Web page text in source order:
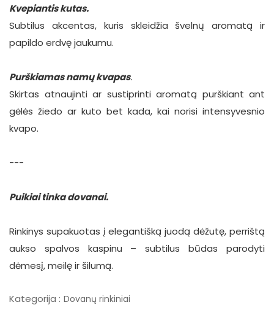
Kvepiantis kutas.
Subtilus akcentas, kuris skleidžia švelnų aromatą ir
papildo erdvę jaukumu.
Purškiamas namų kvapas.
Skirtas atnaujinti ar sustiprinti aromatą purškiant ant
gėlės žiedo ar kuto bet kada, kai norisi intensyvesnio
kvapo.
---
Puikiai tinka dovanai.
Rinkinys supakuotas į elegantišką juodą dėžutę, perrištą
aukso spalvos kaspinu – subtilus būdas parodyti
dėmesį, meilę ir šilumą.
Kategorija : Dovanų rinkiniai